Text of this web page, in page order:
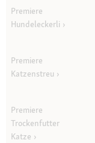
Premiere
Hundeleckerli
Premiere
Katzenstreu
Premiere
Trockenfutter
Katze